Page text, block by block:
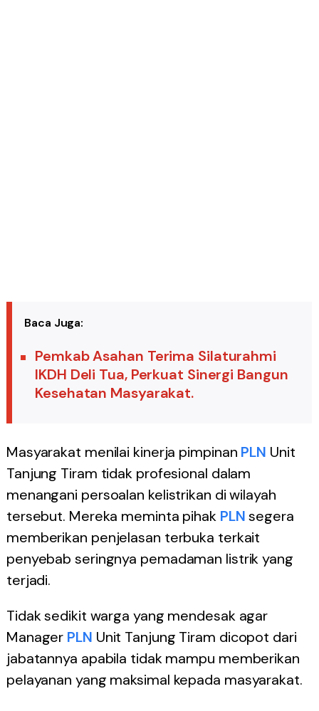
Baca Juga:
Pemkab Asahan Terima Silaturahmi
IKDH Deli Tua, Perkuat Sinergi Bangun
Kesehatan Masyarakat.
Masyarakat menilai kinerja pimpinan PLN Unit
Tanjung Tiram tidak profesional dalam
menangani persoalan kelistrikan di wilayah
tersebut. Mereka meminta pihak PLNsegera
memberikan penjelasan terbuka terkait
penyebab seringnya pemadaman listrik yang
terjadi.
Tidak sedikit warga yang mendesak agar
Manager PLN Unit Tanjung Tiram dicopot dari
jabatannya apabila tidak mampu memberikan
pelayanan yang maksimal kepada masyarakat.